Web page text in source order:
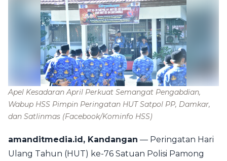
Apel Kesadaran April Perkuat Semangat Pengabdian,
Wabup HSS Pimpin Peringatan HUT Satpol PP, Damkar,
dan Satlinmas (Facebook/Kominfo HSS)
amanditmedia.id, Kandangan — Peringatan Hari
Ulang Tahun (HUT) ke-76 Satuan Polisi Pamong